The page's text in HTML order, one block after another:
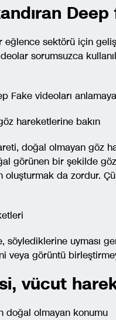
Deep
eğlence sektörü için
sorumsuzca
Fake videoları
hareketlerine bakın
doğal olmayan
görünen bir şekilde
oluşturmak da zordur.
söylediklerine uyması
veya görüntü
vücut
doğal olmayan konumu